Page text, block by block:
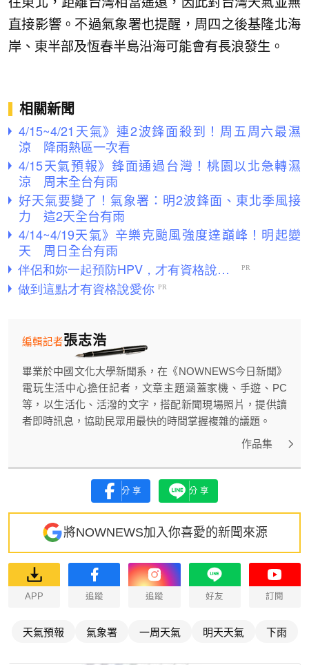
直接影響。不過氣象署也提醒，周四之後基隆北海
岸、東半部及恆春半島沿海可能會有長浪發生。
相關新聞
4/15~4/21天氣》連2波鋒面殺到！周五周六最濕
涼 降雨熱區一次看
4/15天氣預報》鋒面通過台灣！桃園以北急轉濕
涼 周末全台有雨
好天氣要變了！氣象署：明2波鋒面、東北季風接
力 這2天全台有雨
4/14~4/19天氣》辛樂克颱風強度達巔峰！明起變
天 周日全台有雨
張志浩
編輯記者
畢業於中國文化大學新聞系，在《NOWNEWS今日新聞》
電玩生活中心擔任記者，文章主題涵蓋家機、手遊、PC
等，以生活化、活潑的文字，搭配新聞現場照片，提供讀
者即時訊息，協助民眾用最快的時間掌握複雜的議題。
作品集
分享 分享
將NOWNEWS加入你喜愛的新聞來源
APP 追蹤 追蹤 好友 訂閱
天氣預報 氣象署 一周天氣 明天天氣 下雨